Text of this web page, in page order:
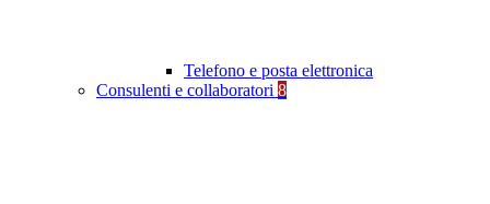
Telefono e posta elettronica
Consulenti e collaboratori 8